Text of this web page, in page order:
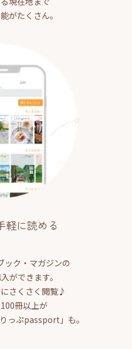
がたくさん。
軽に読める
ック・マガジンの
ができます。
さくさく閲覧♪
冊以上が
っぷpassport」も。